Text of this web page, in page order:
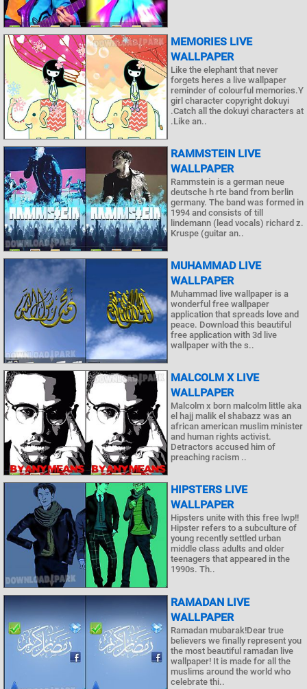
MEMORIES LIVE
WALLPAPER
Like the elephant that never
forgets heres a live wallpaper
reminder of colourful memories.Y
girl character copyright dokuyi
.Catch all the dokuyi characters at
.Like an..
RAMMSTEIN LIVE
WALLPAPER
Rammstein is a german neue
deutsche h rte band from berlin
germany. The band was formed in
1994 and consists of till
lindemann (lead vocals) richard z.
Kruspe (guitar an..
MUHAMMAD LIVE
WALLPAPER
Muhammad live wallpaper is a
wonderful free wallpaper
application that spreads love and
peace. Download this beautiful
free application with 3d live
wallpaper with the s..
MALCOLM X LIVE
WALLPAPER
Malcolm x born malcolm little aka
el hajj malik el shabazz was an
african american muslim minister
and human rights activist.
Detractors accused him of
preaching racism ..
HIPSTERS LIVE
WALLPAPER
Hipsters unite with this free lwp!!
Hipster refers to a subculture of
young recently settled urban
middle class adults and older
teenagers that appeared in the
1990s. Th..
RAMADAN LIVE
WALLPAPER
Ramadan mubarak!Dear true
believers we finally represent you
the most beautiful ramadan live
wallpaper! It is made for all the
muslims around the world who
celebrate thi..